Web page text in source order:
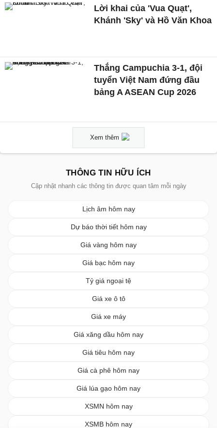
Lời khai của 'Vua Quạt',
Khánh 'Sky' và Hồ Văn Khoa
Thắng Campuchia 3-1, đội
tuyển Việt Nam đứng đầu
bảng A ASEAN Cup 2026
Xem thêm
THÔNG TIN HỮU ÍCH
Cập nhật nhanh các thông tin được quan tâm mỗi ngày
Lịch âm hôm nay
Dự báo thời tiết hôm nay
Giá vàng hôm nay
Giá bạc hôm nay
Tỷ giá ngoại tệ
Giá xe ô tô
Giá xe máy
Giá xăng dầu hôm nay
Giá tiêu hôm nay
Giá cà phê hôm nay
Giá lúa gạo hôm nay
XSMN hôm nay
XSMB hôm nay